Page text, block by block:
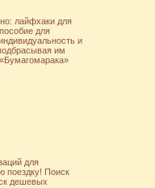
лайфхаки для
для
и
им
для
поездку! Поиск
дешевых